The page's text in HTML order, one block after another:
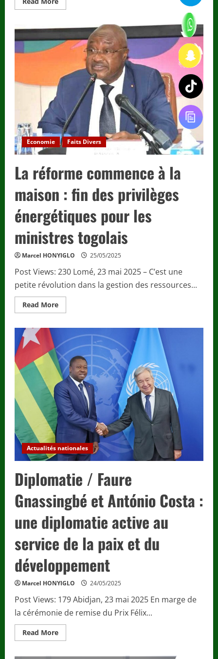
more
2025
TOVIA,
la
nouvelle
Koamy
Gomado
réveiller
politique
locale
Economie Faits Divers
La réforme commence à la
maison : fin des privilèges
énergétiques pour les
ministres togolais
Marcel HONYIGLO 25/05/2025
Post Views: 230 Lomé, 23 mai 2025 – C’est une
petite révolution dans la gestion des ressources...
Read MoreRead
more
commence
à
la
maison
:
fin
des
privilèges
énergétiques
pour
les
ministres
togolais
Actualités nationales
Diplomatie / Faure
Gnassingbé et António Costa :
une diplomatie active au
service de la paix et du
développement
Marcel HONYIGLO 24/05/2025
Post Views: 179 Abidjan, 23 mai 2025 En marge de
la cérémonie de remise du Prix Félix...
Read MoreRead
more